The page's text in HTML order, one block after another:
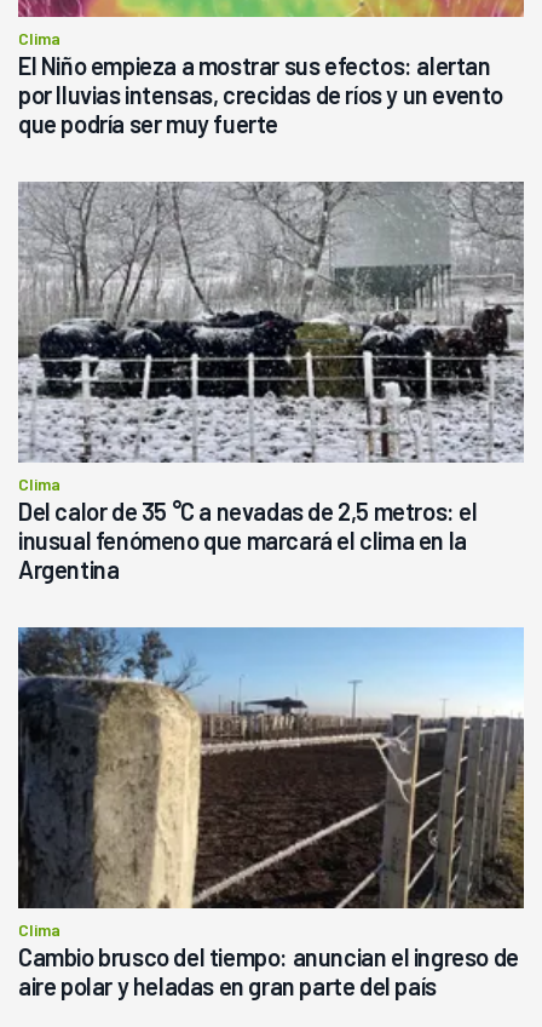
Clima
El Niño empieza a mostrar sus efectos: alertan
por lluvias intensas, crecidas de ríos y un evento
que podría ser muy fuerte
Clima
Del calor de 35 °C a nevadas de 2,5 metros: el
inusual fenómeno que marcará el clima en la
Argentina
Clima
Cambio brusco del tiempo: anuncian el ingreso de
aire polar y heladas en gran parte del país